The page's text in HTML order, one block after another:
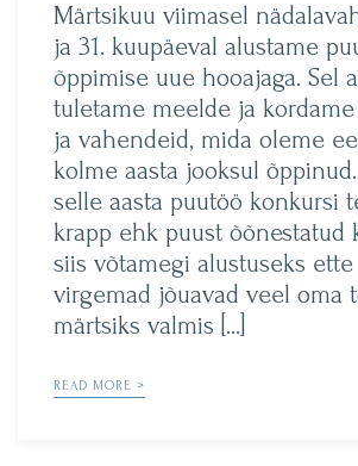
Märtsikuu viimasel
ja 31. kuupäeval alustame
õppimise uue hooajaga. Sel
tuletame meelde ja
ja vahendeid, mida oleme
kolme aasta jooksul
selle aasta puutöö konkursi
krapp ehk puust õõnestatud
siis võtamegi alustuseks
virgemad jõuavad veel oma
märtsiks valmis […]
READ MORE >